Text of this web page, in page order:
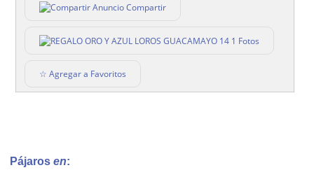
Compartir
1 Fotos
☆ Agregar a Favoritos
Pájaros en: